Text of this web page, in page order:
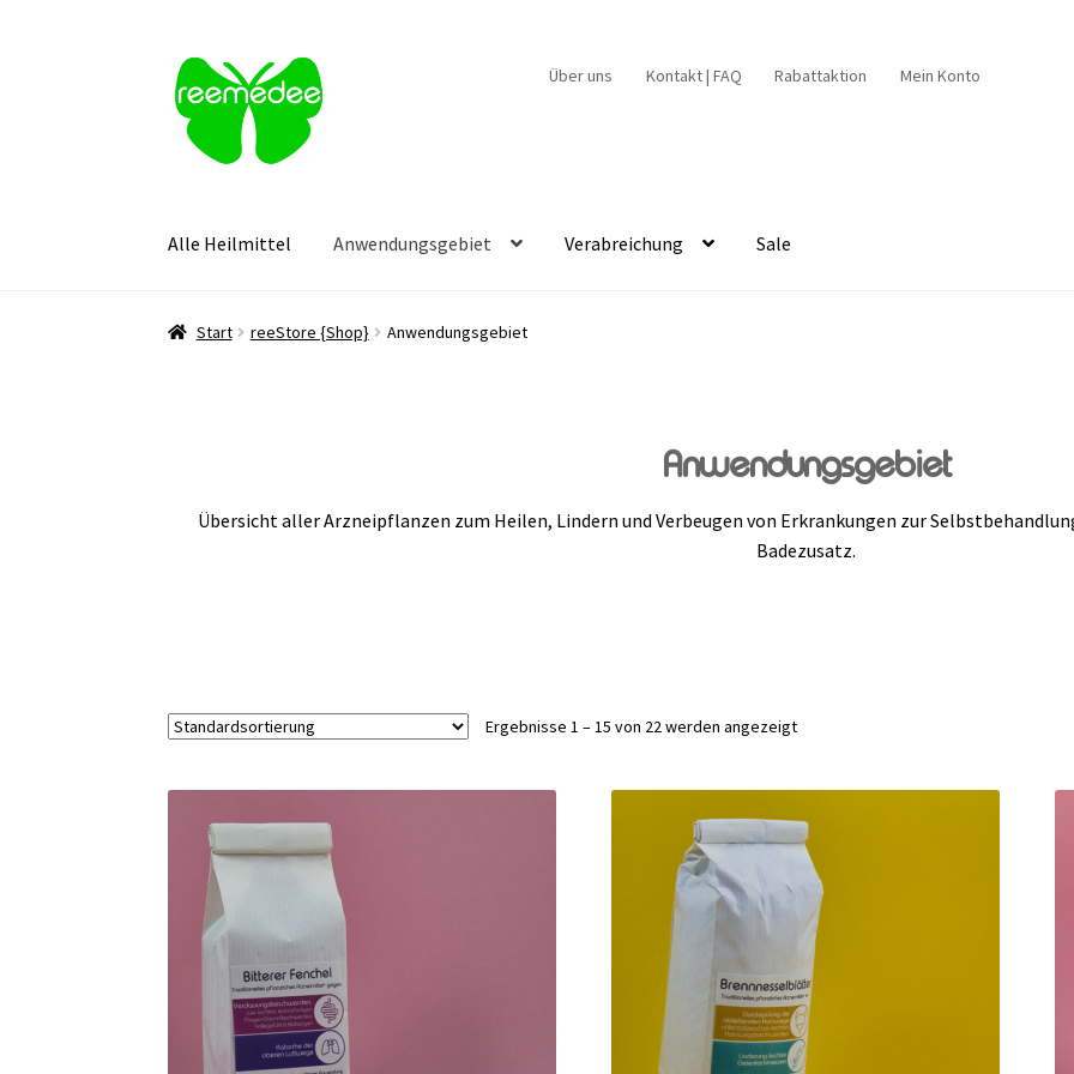
Zur
Navigation
springen
Zum
Inhalt
springen
Über uns Kontakt | FAQ Rabattaktion Mein Konto
Alle Heilmittel Anwendungsgebiet Verabreichung Sale
Start reeStore {Shop} Anwendungsgebiet
Anwendungsgebiet
Übersicht aller Arzneipflanzen zum Heilen, Lindern und Verbeugen von Erkrankungen zur
Badezusatz.
Ergebnisse 1 – 15 von 22 werden angezeigt